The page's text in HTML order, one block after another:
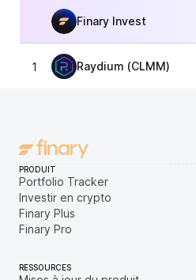
Finary Invest
1 Raydium (CLMM)
PRODUIT
Portfolio Tracker
Investir en crypto
Finary Plus
Finary Pro
RESSOURCES